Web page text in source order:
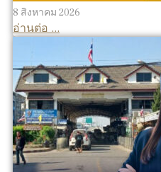
8 สิงหาคม 2026
อ่านต่อ ...